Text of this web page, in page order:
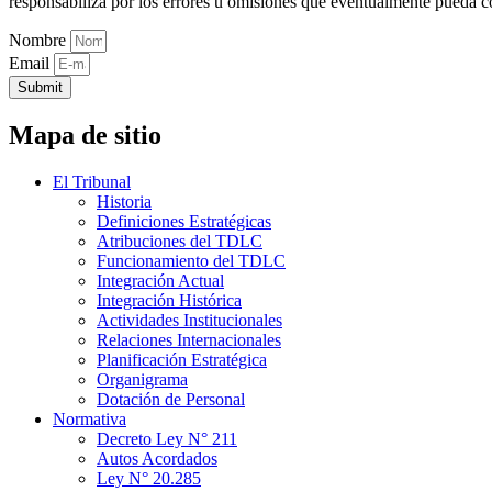
Nombre
Email
Submit
Mapa de sitio
El Tribunal
Historia
Definiciones Estratégicas
Atribuciones del TDLC
Funcionamiento del TDLC
Integración Actual
Integración Histórica
Actividades Institucionales
Relaciones Internacionales
Planificación Estratégica
Organigrama
Dotación de Personal
Normativa
Decreto Ley N° 211
Autos Acordados
Ley N° 20.285